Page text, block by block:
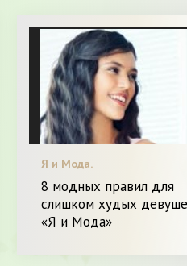
Я и Мода.
8 модных правил для
слишком худых
«Я и Мода»